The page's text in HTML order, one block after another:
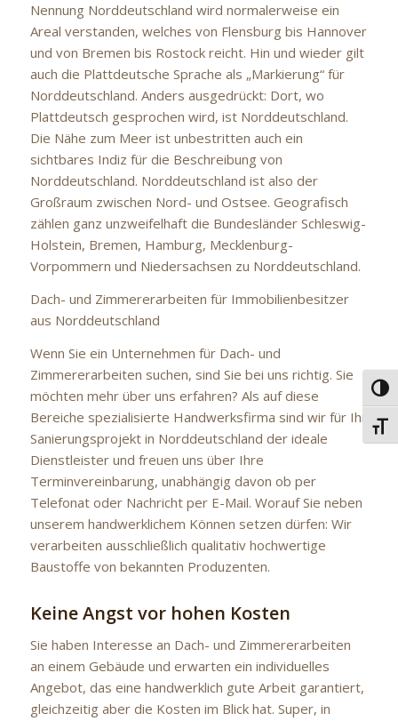
Nennung Norddeutschland wird normalerweise ein
Areal verstanden, welches von Flensburg bis Hannover
und von Bremen bis Rostock reicht. Hin und wieder gilt
auch die Plattdeutsche Sprache als „Markierung“ für
Norddeutschland. Anders ausgedrückt: Dort, wo
Plattdeutsch gesprochen wird, ist Norddeutschland.
Die Nähe zum Meer ist unbestritten auch ein
sichtbares Indiz für die Beschreibung von
Norddeutschland. Norddeutschland ist also der
Großraum zwischen Nord- und Ostsee. Geografisch
zählen ganz unzweifelhaft die Bundesländer Schleswig-
Holstein, Bremen, Hamburg, Mecklenburg-
Vorpommern und Niedersachsen zu Norddeutschland.
Dach- und Zimmererarbeiten für Immobilienbesitzer
aus Norddeutschland
Wenn Sie ein Unternehmen für Dach- und
Zimmererarbeiten suchen, sind Sie bei uns richtig. Sie
möchten mehr über uns erfahren? Als auf diese
Bereiche spezialisierte Handwerksfirma sind wir für Ihr
Sanierungsprojekt in Norddeutschland der ideale
Dienstleister und freuen uns über Ihre
Terminvereinbarung, unabhängig davon ob per
Telefonat oder Nachricht per E-Mail. Worauf Sie neben
unserem handwerklichem Können setzen dürfen: Wir
verarbeiten ausschließlich qualitativ hochwertige
Baustoffe von bekannten Produzenten.
Keine Angst vor hohen Kosten
Sie haben Interesse an Dach- und Zimmererarbeiten
an einem Gebäude und erwarten ein individuelles
Angebot, das eine handwerklich gute Arbeit garantiert,
gleichzeitig aber die Kosten im Blick hat. Super, in